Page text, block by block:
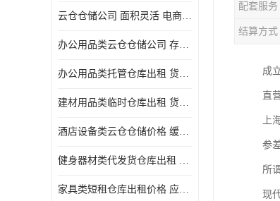
云仓仓储公司 面积灵活 电商仓储物流战略合作
办公用品类云仓仓储公司 存货周转很快 电商仓储物流战略整合
办公用品类托管仓库出租 货物装卸方便 电商仓储物流战略合作
建材用品类临时仓库出租 货物装卸方便 仓储供应链配套
酒店设备类云仓仓储价格 缓解企业储存压力 智能电商配套
健身器材类代发货仓库出租 租期灵活 新媒体平台配套
家具类短租仓库出租价格 应用广泛 智能电商配套
配套服务
结算方式
成
直
上
参
所
现